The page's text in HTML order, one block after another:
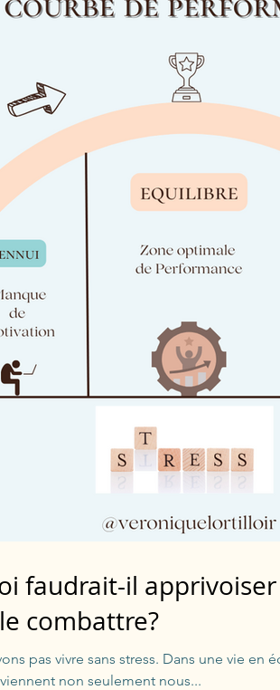
faudrait-il
combattre?
pas vivre sans stress. Dans une vie en
non seulement nous...